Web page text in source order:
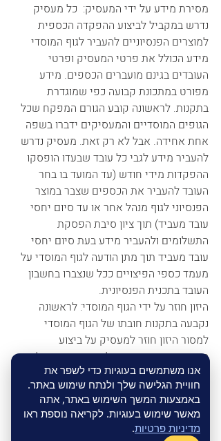
אנו משתמשים בעוגיות כדי לשפר את
חוויית הגלישה שלך ולנתח שימוש באתר.
באמצעות המשך השימוש באתר, אתה
מאשר שימוש בעוגיות. לקריאה נוספת ראו
מדיניות פרטיות.
מסירת מידע על ידי המעסיק:  כל מעסיק
נדרש במקביל לביצוע ההפקדה הכספית
למוצרים הפנסיוניים להעביר לגוף המוסדי
מידע הכולל את פרטי המעסיק ופרטי
העובדים בגינם מועברים הכספים. מידע
מפורט במתכונת קבועה כפי שמוגדרת
בתקנות. לראשונה קובע הגורם המפקח שכל
הגופים המוסדיים והמעסיקים ידברו בשפה
אחת אחידה. אבל לא רק זאת. מעסיק נדרש
להעביר מידע לגבי כל עובד שבעדו הופסקו
ההפקדות מידי חודש (עד המועד בו בחר
העובד להעביר את הכספים שצבר במוצר
הפנסיוני לגוף מנהל אחר או עד סיום יחסי
עובד מעביד) תוך ציון סיבת הפסקת
התשלומים ולהעביר מידע בעת סיום יחסי
עובד מעביד תוך מתן הודעה לגוף המוסדי על
מעמד כספי הפיצויים ככל שנצברו בחשבון
העובד בתכנית הפנסיונית.
היזון חוזר על ידי הגוף המוסדי: לראשונה
נקבעה בתקנות חובתו של הגוף המוסדי
למסור היזון חוזר למעסיק על ביצוע
ההפקדות שזה ביצע ועל המידע שמסר לגוף
המוסדי.
על מנת להקל על מעסיקים בביצוע החובות
המוטלות עליהם נקבע שתחילה יידרשו